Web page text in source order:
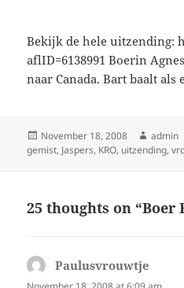
Bekijk de hele uitzending:
aflID=6138991 Boerin
naar Canada. Bart baalt als
Posted
on
November 18, 2008 Author
admin
gemist, Jaspers, KRO, uitzending,
25 thoughts on “Boer
Paulusvrouwtje